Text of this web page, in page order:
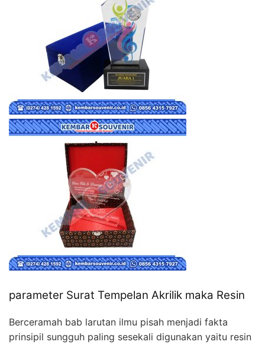
parameter Surat Tempelan Akrilik maka Resin
Berceramah bab larutan ilmu pisah menjadi fakta
prinsipil sungguh paling sesekali digunakan yaitu resin